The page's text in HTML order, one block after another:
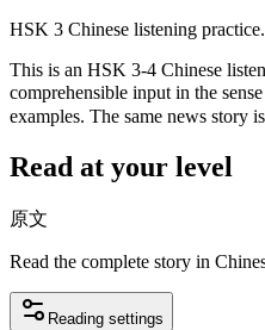
HSK 3 Chinese listening
This is an HSK 3-4 Chinese
comprehensible input in the
examples. The same news story
Read at your level
原文
Read the complete story in
Reading settings